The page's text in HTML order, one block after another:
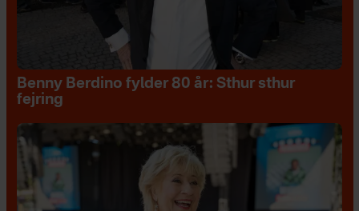
Benny Berdino fylder 80 år: Sthur sthur
fejring